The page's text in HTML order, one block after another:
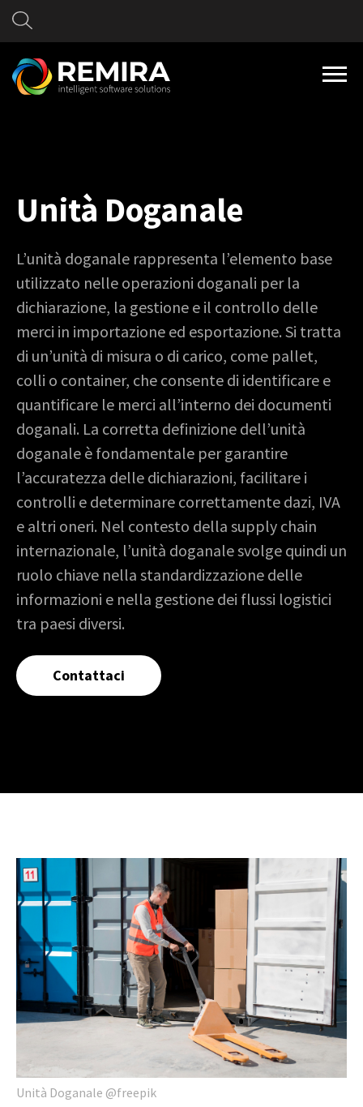
Unità Doganale
L’unità doganale rappresenta l’elemento base
utilizzato nelle operazioni doganali per la
dichiarazione, la gestione e il controllo delle
merci in importazione ed esportazione. Si tratta
di un’unità di misura o di carico, come pallet,
colli o container, che consente di identificare e
quantificare le merci all’interno dei documenti
doganali. La corretta definizione dell’unità
doganale è fondamentale per garantire
l’accuratezza delle dichiarazioni, facilitare i
controlli e determinare correttamente dazi, IVA
e altri oneri. Nel contesto della supply chain
internazionale, l’unità doganale svolge quindi un
ruolo chiave nella standardizzazione delle
informazioni e nella gestione dei flussi logistici
tra paesi diversi.
Contattaci
Unità Doganale @freepik